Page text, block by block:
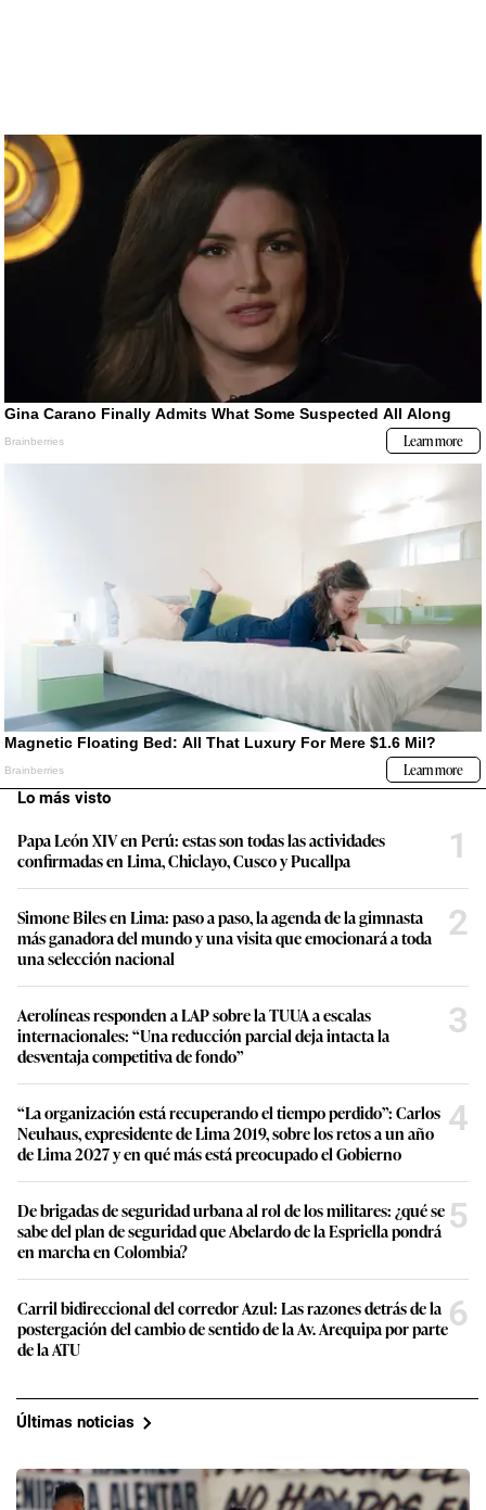
Lo más visto
Papa León XIV en Perú: estas son todas las actividades
confirmadas en Lima, Chiclayo, Cusco y Pucallpa
1
Simone Biles en Lima: paso a paso, la agenda de la gimnasta
más ganadora del mundo y una visita que emocionará a toda
una selección nacional
2
Aerolíneas responden a LAP sobre la TUUA a escalas
internacionales: “Una reducción parcial deja intacta la
desventaja competitiva de fondo”
3
“La organización está recuperando el tiempo perdido”: Carlos
Neuhaus, expresidente de Lima 2019, sobre los retos a un año
de Lima 2027 y en qué más está preocupado el Gobierno
4
De brigadas de seguridad urbana al rol de los militares: ¿qué se
sabe del plan de seguridad que Abelardo de la Espriella pondrá
en marcha en Colombia?
5
Carril bidireccional del corredor Azul: Las razones detrás de la
postergación del cambio de sentido de la Av. Arequipa por parte
de la ATU
6
Últimas noticias